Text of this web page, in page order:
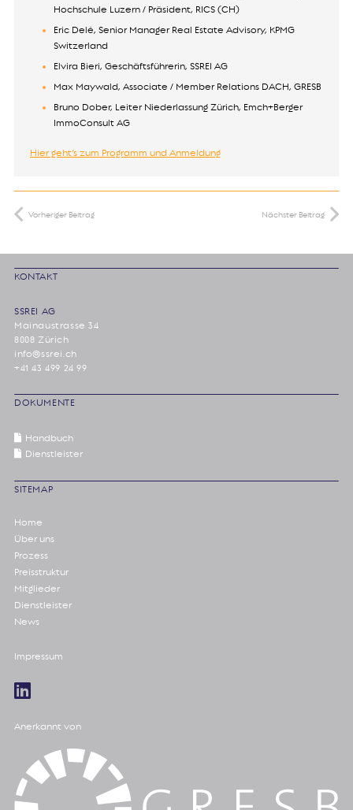
Hochschule Luzern / Präsident, RICS (CH)
Eric Delé, Senior Manager Real Estate Advisory, KPMG
Switzerland
Elvira Bieri, Geschäftsführerin, SSREI AG
Max Maywald, Associate / Member Relations DACH, GRESB
Bruno Dober, Leiter Niederlassung Zürich, Emch+Berger
ImmoConsult AG
Hier geht’s zum Programm und Anmeldung
Vorheriger Beitrag Nächster Beitrag
KONTAKT
SSREI AG
Mainaustrasse 34
8008 Zürich
info@ssrei.ch
+41 43 499 24 99
DOKUMENTE
Handbuch
Dienstleister
SITEMAP
Home
Über uns
Prozess
Preisstruktur
Mitglieder
Dienstleister
News
Impressum
Anerkannt von